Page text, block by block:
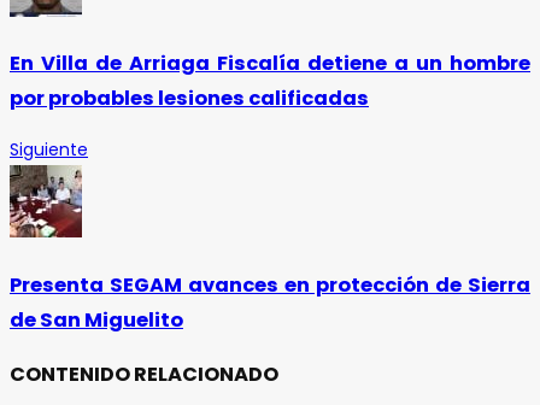
En Villa de Arriaga Fiscalía detiene a un hombre
por probables lesiones calificadas
Siguiente
Presenta SEGAM avances en protección de Sierra
de San Miguelito
CONTENIDO RELACIONADO